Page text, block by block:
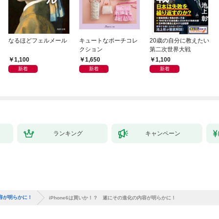
なるほどフェルメール
1,100
新着
キュートなポーチコレ
クション
1,650
新着
20歳の自分に教えたい
第二次世界大戦
1,100
新着
ランキング キャンペーン
明らかに！ iPhone6は買いか！？ 遂にその進化の内容が明らかに！